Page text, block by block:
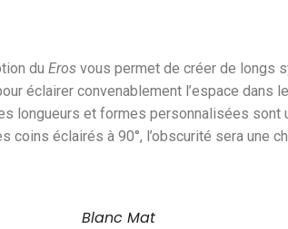
du Eros vous permet de créer de longs
éclairer convenablement l’espace dans
longueurs et formes personnalisées sont
coins éclairés à 90°, l’obscurité sera une
Blanc Mat